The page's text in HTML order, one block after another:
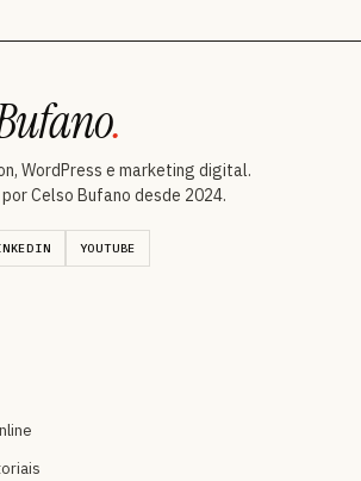
.
WordPress e marketing digital.
Celso Bufano desde 2024.
YOUTUBE